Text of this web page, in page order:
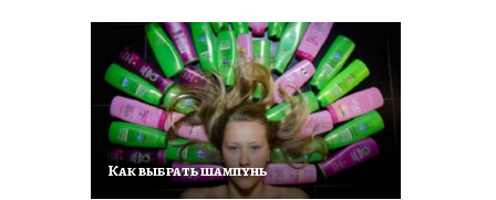
Как выбрать шампунь